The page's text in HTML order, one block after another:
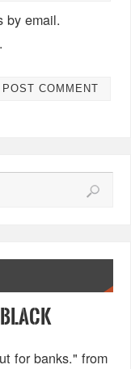
by email.
BLACK
for banks." from